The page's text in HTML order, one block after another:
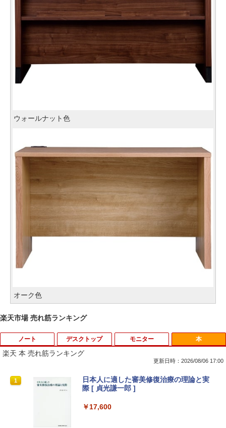
ウォールナット色
オーク色
楽天市場 売れ筋ランキング
ノート
1
中古 ノートパソコン Windows11搭載 Of
fice付き NEC VKT16M7 第8世代 Core i5
み 薄型 軽量 WEBカメラ 整備済み品 ノ
デスクトップ
1 HP(Inc.) M9L89A
モニター
1
HP ProDisplay 21.5インチワイドIPS モ
ニター P224/フルHD（1920x1080）/HD
ムベゼル/フリッカーフリー/ブルーライト
本
楽天 本 売れ筋ランキング
更新日時：2026/08/06 17:00
1
日本人に適した審美修復治療の理論と実
際 [ 貞光謙一郎 ]
￥17,600